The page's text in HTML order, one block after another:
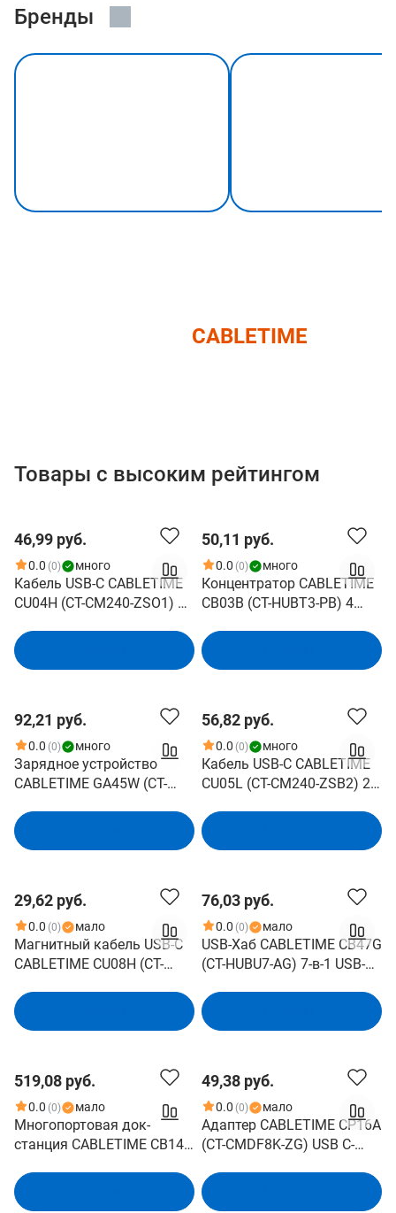
Бренды
CABLETIME
Товары с высоким рейтингом
46,99 руб.
0.0 (0) много
Кабель USB-C CABLETIME
CU04H (CT-CM240-ZSO1) 1
3.1 и QC 4.0., оранжевый,
для быстрого заряда
50,11 руб.
0.0 (0) много
Концентратор CABLETIME
CB03B (CT-HUBT3-PB) 4
адаптером USB-C, USB-хаб
для ноутбука и ПК
92,21 руб.
0.0 (0) много
Зарядное устройство
CABLETIME GA45W (CT-
Вт A+C, белый
56,82 руб.
0.0 (0) много
Кабель USB-C CABLETIME
CU05L (CT-CM240-ZSB2) 2
3.1 и QC 4.0., синий, для
быстрого заряда
29,62 руб.
0.0 (0) мало
Магнитный кабель USB-C
CABLETIME CU08H (CT-
Мбит/с, 5А/48В, 240Вт, PD
3.1, черный, для быстрого
76,03 руб.
0.0 (0) мало
USB-Хаб CABLETIME CB47G
(CT-HUBU7-AG) 7-в-1 USB-A
519,08 руб.
0.0 (0) мало
Многопортовая док-
станция CABLETIME CB14G
монитора 2 порта HDMI
DisplayPort 8K USB 3.0
49,38 руб.
0.0 (0) мало
Адаптер CABLETIME CP16A
(CT-CMDF8K-ZG) USB C-
Гц